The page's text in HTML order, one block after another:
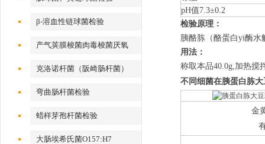
β-溶血性链球菌检验
产气荚膜梭菌肉毒梭菌厌氧
克洛诺杆菌（阪崎肠杆菌）
弯曲肠杆菌检验
蜡样芽孢杆菌检验
大肠埃希氏菌O157:H7
pH值7.3±0.2
检验原理：
胰酪胨（酪蛋白yi酶水
用法：
称取本品40.0g,加热搅
不同细菌在胰蛋白胨
金